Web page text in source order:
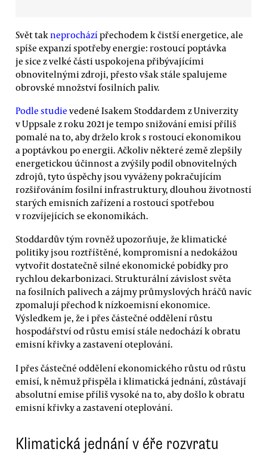
Svět takneprochází přechodem k čistší energetice, ale
spíše expanzí spotřeby energie: rostoucí poptávka
je sice z velké části uspokojena přibývajícími
obnovitelnými zdroji, přesto však stále spalujeme
obrovské množství fosilních paliv.
Podle studie vedené Isakem Stoddardem z Univerzity
v Uppsale z roku 2021 je tempo snižování emisí příliš
pomalé na to, aby drželo krok s rostoucí ekonomikou
a poptávkou po energii. Ačkoliv některé země zlepšily
energetickou účinnost a zvýšily podíl obnovitelných
zdrojů, tyto úspěchy jsou vyváženy pokračujícím
rozšiřováním fosilní infrastruktury, dlouhou životností
starých emisních zařízení a rostoucí spotřebou
v rozvíjejících se ekonomikách.
Stoddardův tým rovněž upozorňuje, že klimatické
politiky jsou roztříštěné, kompromisní a nedokážou
vytvořit dostatečně silné ekonomické pobídky pro
rychlou dekarbonizaci. Strukturální závislost světa
na fosilních palivech a zájmy průmyslových hráčů navíc
zpomalují přechod k nízkoemisní ekonomice.
Výsledkem je, že i přes částečné oddělení růstu
hospodářství od růstu emisí stále nedochází k obratu
emisní křivky a zastavení oteplování.
I přes částečné oddělení ekonomického růstu od růstu
emisí, k němuž přispěla i klimatická jednání, zůstávají
absolutní emise příliš vysoké na to, aby došlo k obratu
emisní křivky a zastavení oteplování.
Klimatická jednání v éře rozvratu